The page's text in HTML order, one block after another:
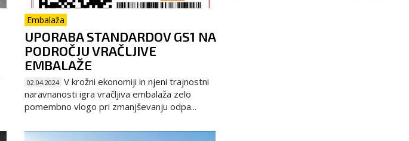
Embalaža
UPORABA STANDARDOV GS1 NA
PODROČJU VRAČLJIVE
EMBALAŽE
02.04.2024 V krožni ekonomiji in njeni trajnostni
naravnanosti igra vračljiva embalaža zelo
pomembno vlogo pri zmanjševanju odpa...